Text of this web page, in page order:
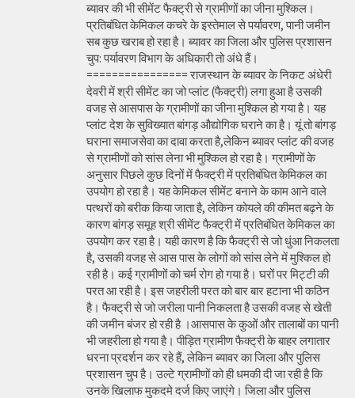
ब्यावर की भी सीमेंट फैक्ट्री से ग्रामीणों का जीना मुश्किल।
प्रतिबंधित केमिकल कचरे के इस्तेमाल से पर्यावरण, पानी जमीन
सब कुछ खराब हो रहा है। ब्यावर का जिला और पुलिस प्रशासन
चुप: पर्यावरण विभाग के अधिकारी तो अंधे हैं।
================ राजस्थान के ब्यावर के निकट अंधेरी
देवरी में श्री सीमेंट का जो प्लांट (फैक्ट्री) लगा हुआ है उसकी
वजह से आसपास के ग्रामीणों का जीना मुश्किल हो गया है। यह
प्लांट देश के सुविख्यात बांगड़ औद्योगिक घराने का है। यूं तो बांगड़
घराना समाजसेवा का दावा करता है,लेकिन ब्यावर प्लांट की वजह
से ग्रामीणों को सांस लेना भी मुश्किल हो रहा है। ग्रामीणों के
अनुसार पिछले कुछ दिनों में फैक्ट्री में प्रतिबंधित केमिकल का
उपयोग हो रहा है। यह केमिकल सीमेंट बनाने के काम आने वाले
पत्थरों को बरीक किया जाता है, लेकिन कोयले की कीमत बढ़ने के
कारण बांगड़ समूह श्री सीमेंट फैक्ट्री में प्रतिबंधित केमिकल का
उपयोग कर रहा है। यही कारण है कि फैक्ट्री से जो धुंआ निकलता
है, उसकी वजह से आस पास के लोगों को सांस लेने में मुश्किल हो
रही है। कई ग्रामीणों को चर्म रोग हो गया है। घरों पर मिट्टी की
परत आ रही है। इस जहरीली परत को बार बार हटाना भी कठिन
है। फैक्ट्री से जो जरीला पानी निकलता है उसकी वजह से खेती
की जमीन बंजर हो रही है ।आसपास के कुओं और तालाबों का पानी
भी जहरीला हो गया है। पीड़ित ग्रामीण फैक्ट्री के बाहर लगातार
धरना प्रदर्शन कर रहे हैं, लेकिन ब्यावर का जिला और पुलिस
प्रशासन चुप है। उल्टे ग्रामीणों को ही धमकी दी जा रही है कि
उनके खिलाफ मुकदमे दर्ज किए जाएंगे। जिला और पुलिस